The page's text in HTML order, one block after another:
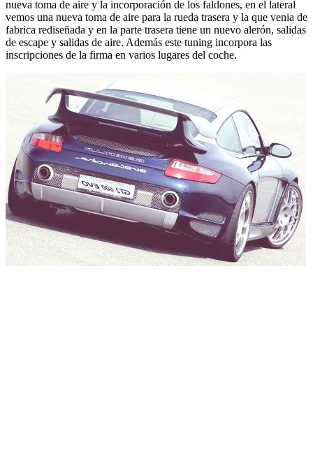
nueva toma de aire y la incorporación de los faldones, en el lateral
vemos una nueva toma de aire para la rueda trasera y la que venia de
fabrica rediseñada y en la parte trasera tiene un nuevo alerón, salidas
de escape y salidas de aire. Además este tuning incorpora las
inscripciones de la firma en varios lugares del coche.